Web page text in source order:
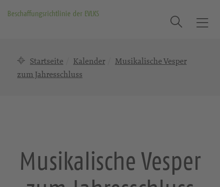
Beschaffungsrichtlinie der EVLKS
T
a
Suche
Startseite Kalender
Musikalische Vesper
zum Jahresschluss
Musikalische Vesper